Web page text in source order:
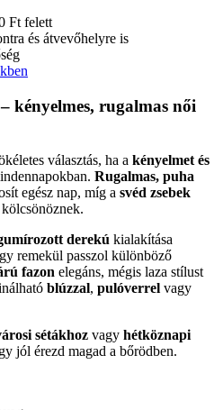
Ft felett
és átvevőhelyre is
kényelmes, rugalmas női
választás, ha a kényelmet és
Rugalmas, puha
egész nap, míg a svéd zsebek
derekú kialakítása
remekül passzol különböző
fazon elegáns, mégis laza stílust
blúzzal, pulóverrel vagy
sétákhoz vagy hétköznapi
jól érezd magad a bőrödben.